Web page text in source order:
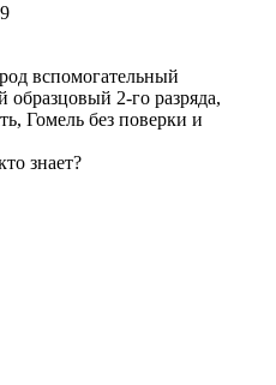
вспомогательный
2-го разряда,
Гомель без поверки и
знает?